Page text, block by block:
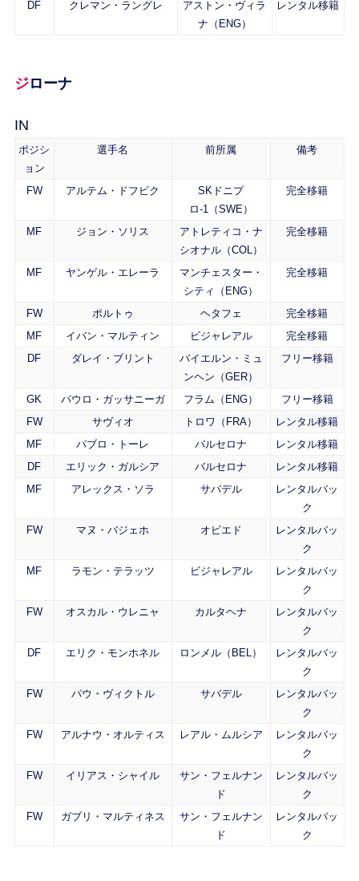
DF クレマン・ラングレ
アストン・ヴィラ
ナ（ENG）
レンタル移籍
ジローナ
IN
ポジシ
ョン
選手名 前所属 備考
FW アルテム・ドフビク
SKドニプ
ロ-1（SWE）
完全移籍
MF ジョン・ソリス
アトレティコ・ナ
シオナル（COL）
完全移籍
MF ヤンゲル・エレーラ
マンチェスター・
シティ（ENG）
完全移籍
FW ポルトゥ ヘタフェ
完全移籍
MF
イバン・マルティン ビジャレアル
完全移籍
DF
ダレイ・ブリント
バイエルン・ミュ
ンヘン（GER）
フリー移籍
GK パウロ・ガッサニーガ フラム（ENG）
フリー移籍
FW
サヴィオ トロワ（FRA）
レンタル移籍
MF
パブロ・トーレ バルセロナ
レンタル移籍
DF
エリック・ガルシア バルセロナ
レンタル移籍
MF
アレックス・ソラ サバデル
レンタルバッ
ク
FW
マヌ・バジェホ オビエド
レンタルバッ
ク
MF
ラモン・テラッツ ビジャレアル
レンタルバッ
ク
FW
オスカル・ウレニャ カルタヘナ
レンタルバッ
ク
DF
エリク・モンホネル ロンメル（BEL）
レンタルバッ
ク
FW
パウ・ヴィクトル サバデル
レンタルバッ
ク
FW
アルナウ・オルティス レアル・ムルシア
レンタルバッ
ク
FW
イリアス・シャイル
サン・フェルナン
ド
レンタルバッ
ク
FW
ガブリ・マルティネス
サン・フェルナン
ド
レンタルバッ
ク